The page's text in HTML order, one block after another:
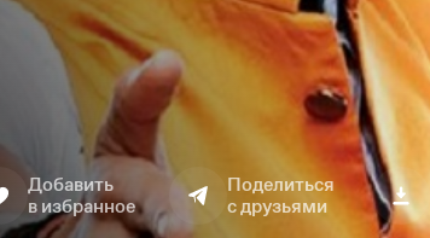
Добавить
в избранное
Поделиться
с друзьями